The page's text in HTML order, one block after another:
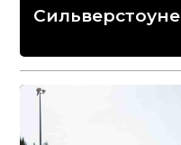
Сильверстоуне